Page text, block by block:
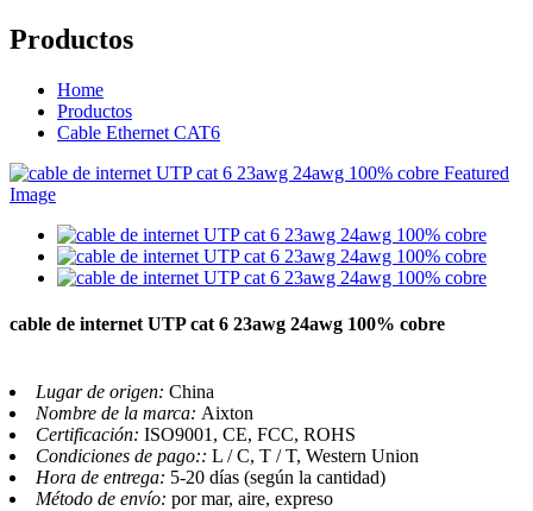
Productos
Home
Productos
Cable Ethernet CAT6
cable de internet UTP cat 6 23awg 24awg 100% cobre
Lugar de origen: China
Nombre de la marca: Aixton
Certificación: ISO9001, CE, FCC, ROHS
Condiciones de pago:: L / C, T / T, Western Union
Hora de entrega: 5-20 días (según la cantidad)
Método de envío: por mar, aire, expreso